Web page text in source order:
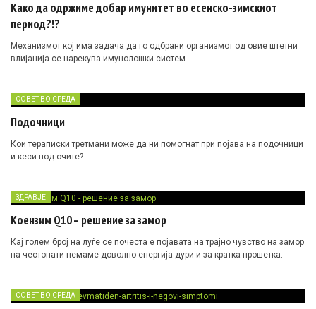
Како да одржиме добар имунитет во есенско-зимскиот
период?!?
Механизмот кој има задача да го одбрани организмот од овие штетни
влијанија се нарекува имунолошки систем.
СОВЕТ ВО СРЕДА
Подочници
Кои тераписки третмани може да ни помогнат при појава на подочници
и кеси под очите?
ЗДРАВЈЕ
Коензим Q10 – решение за замор
Кај голем број на луѓе се почеста е појавата на трајно чувство на замор
па честопати немаме доволно енергија дури и за кратка прошетка.
СОВЕТ ВО СРЕДА